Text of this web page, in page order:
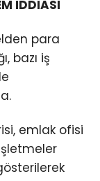
İDDİASI
para
bazı iş
emlak ofisi